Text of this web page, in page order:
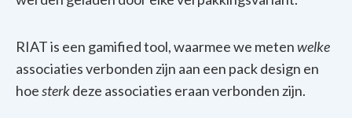
RIAT is een gamified tool, waarmee we metenwelke
associaties verbonden zijn aan een pack design en
hoesterkdeze associaties eraan verbonden zijn.